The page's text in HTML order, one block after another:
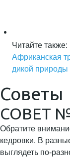
Читайте также:
Африканская
дикой природы
Советы
СОВЕТ
Обратите
кедровки. В
выглядеть по-